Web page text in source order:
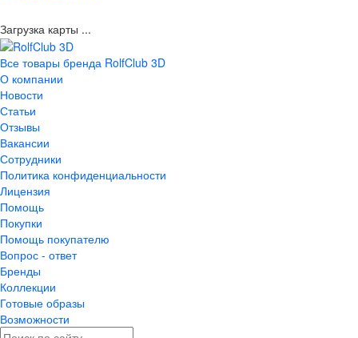
Загрузка карты ...
Все товары бренда RolfClub 3D
О компании
Новости
Статьи
Отзывы
Вакансии
Сотрудники
Политика конфиденциальности
Лицензия
Помощь
Покупки
Помощь покупателю
Вопрос - ответ
Бренды
Коллекции
Готовые образы
Возможности